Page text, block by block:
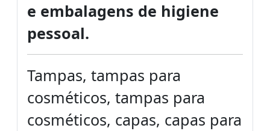
e embalagens de higiene
pessoal.
Tampas, tampas para
cosméticos, tampas para
cosméticos, capas, capas para